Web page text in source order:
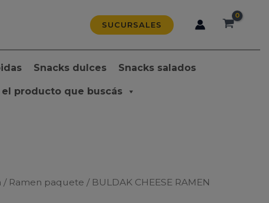
SUCURSALES
Snacks dulces Snacks salados
el producto que buscás
/ Ramen paquete / BULDAK CHEESE RAMEN